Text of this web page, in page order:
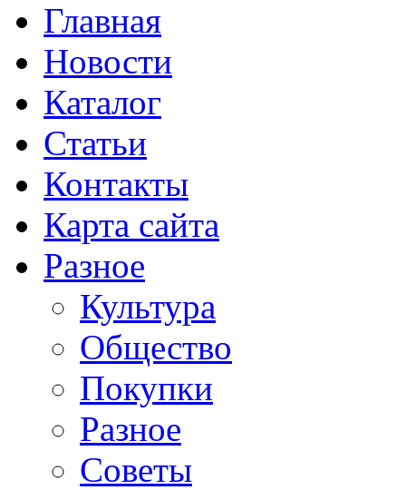
Главная
Новости
Каталог
Статьи
Контакты
Карта сайта
Разное
Культура
Общество
Покупки
Разное
Советы